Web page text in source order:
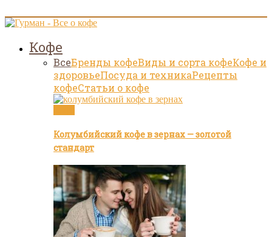
Кофе
ВсеБренды кофеВиды и сорта кофеКофе и
здоровьеПосуда и техникаРецепты
кофеСтатьи о кофе
Колумбийский кофе в зернах — золотой
стандарт